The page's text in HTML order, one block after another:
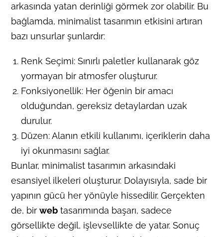
arkasında yatan derinliği görmek zor olabilir. Bu
bağlamda, minimalist tasarımın etkisini artıran
bazı unsurlar şunlardır:
Renk Seçimi: Sınırlı paletler kullanarak göz
yormayan bir atmosfer oluşturur.
Fonksiyonellik: Her öğenin bir amacı
olduğundan, gereksiz detaylardan uzak
durulur.
Düzen: Alanın etkili kullanımı, içeriklerin daha
iyi okunmasını sağlar.
Bunlar, minimalist tasarımın arkasındaki
esansiyel ilkeleri oluşturur. Dolayısıyla, sade bir
yapının gücü her yönüyle hissedilir. Gerçekten
de, birweb tasarımında başarı, sadece
görsellikte değil, işlevsellikte de yatar. Sonuç